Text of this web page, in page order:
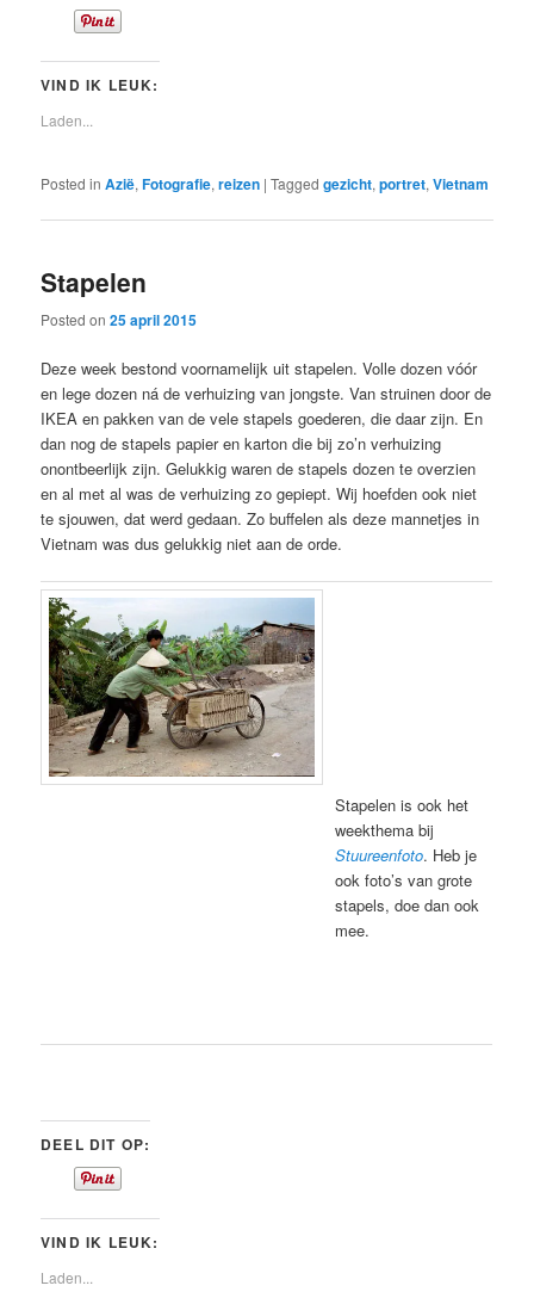
VIND IK LEUK:
Laden...
Posted in Azië,Fotografie,reizen |Tagged gezicht,portret,Vietnam
Stapelen
Posted on25 april 2015
Deze week bestond voornamelijk uit stapelen. Volle dozen vóór
en lege dozen ná de verhuizing van jongste. Van struinen door de
IKEA en pakken van de vele stapels goederen, die daar zijn. En
dan nog de stapels papier en karton die bij zo’n verhuizing
onontbeerlijk zijn. Gelukkig waren de stapels dozen te overzien
en al met al was de verhuizing zo gepiept. Wij hoefden ook niet
te sjouwen, dat werd gedaan. Zo buffelen als deze mannetjes in
Vietnam was dus gelukkig niet aan de orde.
Stapelen is ook het
weekthema bij
Stuureenfoto. Heb je
ook foto’s van grote
stapels, doe dan ook
mee.
DEEL DIT OP:
VIND IK LEUK:
Laden...